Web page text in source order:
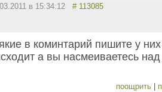
в 15:34:12 # 113085
в коминтарий пишите у них
а вы насмеиваетесь над
поощрить